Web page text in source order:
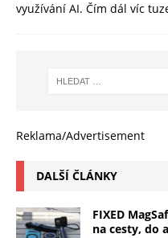
využívání AI. Čím dál víc
Reklama/Advertisement
DALŠÍ ČLÁNKY
FIXED
na cesty, do